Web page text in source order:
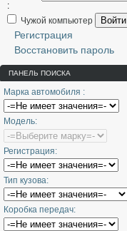
:
Чужой компьютер
Войти
Регистрация
Восстановить пароль
ПАНЕЛЬ ПОИСКА
Марка автомобиля :
Модель:
Регистрация:
Тип кузова:
Коробка передач: